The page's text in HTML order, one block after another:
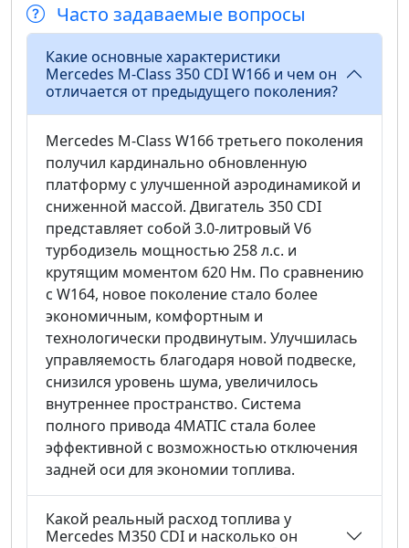
Часто задаваемые вопросы
Какие основные характеристики
Mercedes M-Class 350 CDI W166 и чем он
отличается от предыдущего поколения?
Mercedes M-Class W166 третьего поколения
получил кардинально обновленную
платформу с улучшенной аэродинамикой и
сниженной массой. Двигатель 350 CDI
представляет собой 3.0-литровый V6
турбодизель мощностью 258 л.с. и
крутящим моментом 620 Нм. По сравнению
с W164, новое поколение стало более
экономичным, комфортным и
технологически продвинутым. Улучшилась
управляемость благодаря новой подвеске,
снизился уровень шума, увеличилось
внутреннее пространство. Система
полного привода 4MATIC стала более
эффективной с возможностью отключения
задней оси для экономии топлива.
Какой реальный расход топлива у
Mercedes M350 CDI и насколько он